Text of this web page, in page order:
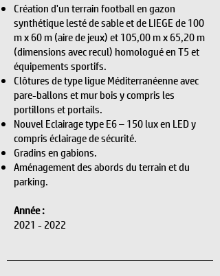
Création d'un terrain football en gazon
synthétique lesté de sable et de LIEGE de 100
m x 60 m (aire de jeux) et 105,00 m x 65,20 m
(dimensions avec recul) homologué en T5 et
équipements sportifs.
Clôtures de type ligue Méditerranéenne avec
pare-ballons et mur bois y compris les
portillons et portails.
Nouvel Eclairage type E6 – 150 lux en LED y
compris éclairage de sécurité.
Gradins en gabions.
Aménagement des abords du terrain et du
parking.
Année :
2021 - 2022